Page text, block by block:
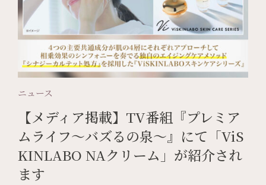
ニュース
【メディア掲載】TV番組『プレミア
ムライフ〜バズるの泉〜』にて「ViS
KINLABO NAクリーム」が紹介され
ます